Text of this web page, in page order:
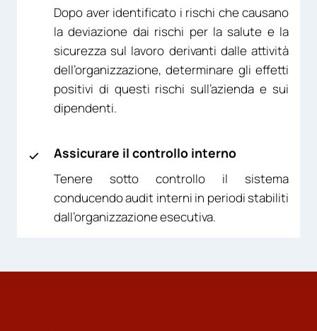
Dopo aver identificato i rischi che causano
la deviazione dai rischi per la salute e la
sicurezza sul lavoro derivanti dalle attività
dell’organizzazione, determinare gli effetti
positivi di questi rischi sull’azienda e sui
dipendenti.
Assicurare il controllo interno
Tenere sotto controllo il sistema
conducendo audit interni in periodi stabiliti
dall’organizzazione esecutiva.